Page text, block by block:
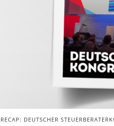
RECAP: DEUTSCHER
Bild
BILD: